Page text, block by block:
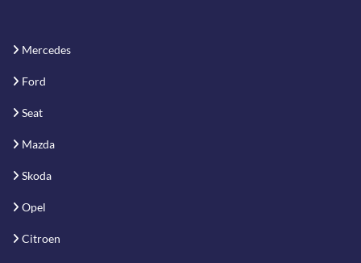
Mercedes
Ford
Seat
Mazda
Skoda
Opel
Citroen